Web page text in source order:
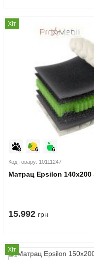
Хіт
Код товару: 10111247
Матрац Epsilon
15.992 грн
Хіт